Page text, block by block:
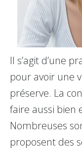
Il s’agit d’une
pour avoir une
préserve. La
faire aussi bien
Nombreuses
proposent des